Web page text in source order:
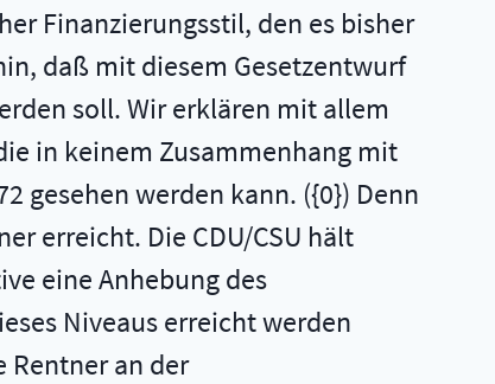
Finanzierungsstil, den es bisher
daß mit diesem Gesetzentwurf
soll. Wir erklären mit allem
in keinem Zusammenhang mit
gesehen werden kann. ({0}) Denn
erreicht. Die CDU/CSU hält
eine Anhebung des
Niveaus erreicht werden
Rentner an der